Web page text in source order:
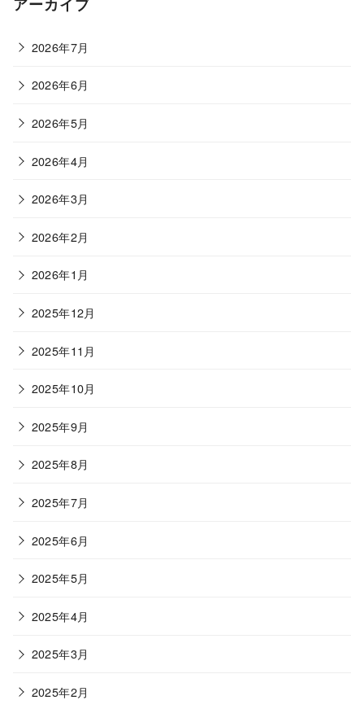
ー 2026年7月
2026年6月
2026年5月
2026年4月
2026年3月
2026年2月
2026年1月
2025年12月
2025年11月
2025年10月
2025年9月
2025年8月
2025年7月
2025年6月
2025年5月
2025年4月
2025年3月
2025年2月